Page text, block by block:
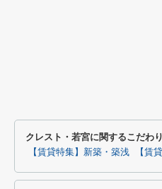
クレスト・若宮に関するこだわ
【賃貸特集】新築・築浅 【賃